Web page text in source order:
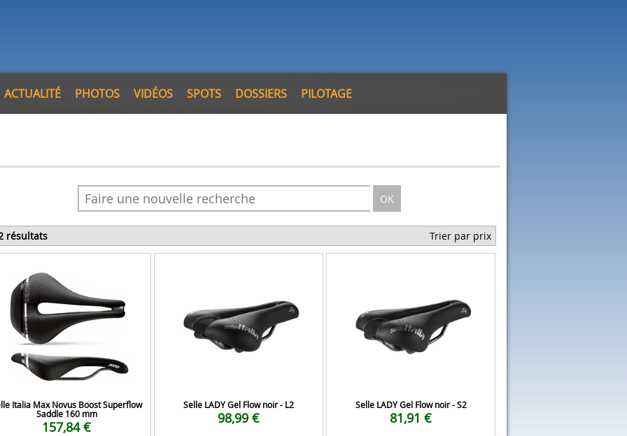
ACTUALITÉ PHOTOS VIDÉOS SPOTS DOSSIERS PILOTAGE
OK
résultats Trier par prix
Italia Max Novus Boost Superflow
Saddle 160 mm
157,84 €
Selle LADY Gel Flow noir - L2
98,99 €
Selle LADY Gel Flow noir - S2
81,91 €